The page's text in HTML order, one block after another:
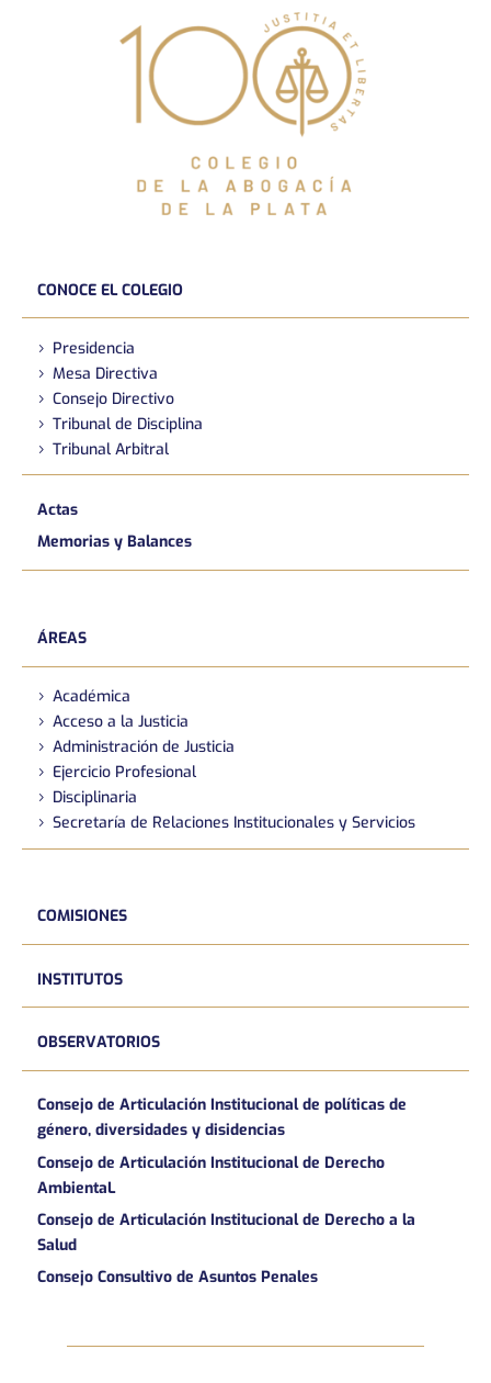
CONOCE EL COLEGIO
Presidencia
Mesa Directiva
Consejo Directivo
Tribunal de Disciplina
Tribunal Arbitral
Actas
Memorias y Balances
ÁREAS
Académica
Acceso a la Justicia
Administración de Justicia
Ejercicio Profesional
Disciplinaria
Secretaría de Relaciones Institucionales y Servicios
COMISIONES
INSTITUTOS
OBSERVATORIOS
Consejo de Articulación Institucional de políticas de
género, diversidades y disidencias
Consejo de Articulación Institucional de Derecho
AmbientaL
Consejo de Articulación Institucional de Derecho a la
Salud
Consejo Consultivo de Asuntos Penales